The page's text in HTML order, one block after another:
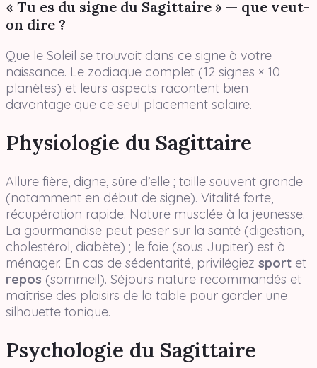
« Tu es du signe du Sagittaire » — que veut-
on dire ?
Que le Soleil se trouvait dans ce signe à votre
naissance. Le zodiaque complet (12 signes × 10
planètes) et leurs aspects racontent bien
davantage que ce seul placement solaire.
Physiologie du Sagittaire
Allure fière, digne, sûre d’elle ; taille souvent grande
(notamment en début de signe). Vitalité forte,
récupération rapide. Nature musclée à la jeunesse.
La gourmandise peut peser sur la santé (digestion,
cholestérol, diabète) ; le foie (sous Jupiter) est à
ménager. En cas de sédentarité, privilégiez sport et
repos (sommeil). Séjours nature recommandés et
maîtrise des plaisirs de la table pour garder une
silhouette tonique.
Psychologie du Sagittaire